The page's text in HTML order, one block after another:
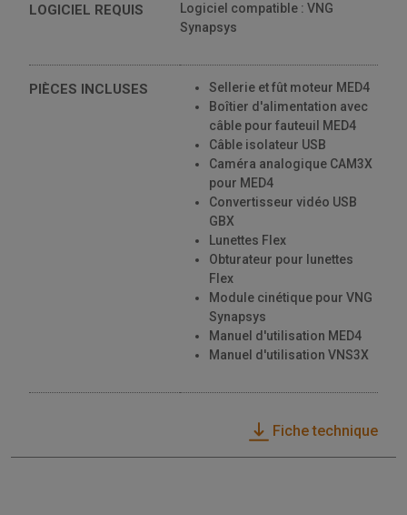
LOGICIEL REQUIS
Logiciel compatible : VNG
Synapsys
PIÈCES INCLUSES
Sellerie et fût moteur MED4
Boîtier d'alimentation avec
câble pour fauteuil MED4
Câble isolateur USB
Caméra analogique CAM3X
pour MED4
Convertisseur vidéo USB
GBX
Lunettes Flex
Obturateur pour lunettes
Flex
Module cinétique pour VNG
Synapsys
Manuel d'utilisation MED4
Manuel d'utilisation VNS3X
Fiche technique